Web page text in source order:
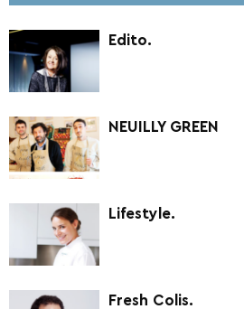
Edito.
NEUILLY GREEN
Lifestyle.
Fresh Colis.